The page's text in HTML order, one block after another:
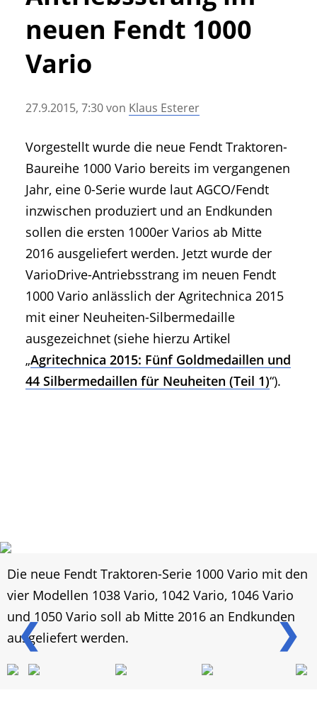
• Geschichte und Geschichten
• Messen und Veranstaltungen
• Mitteilung der Redaktion
• Agritechnica Neuheiten Archiv
neuen Fendt 1000
Vario
27.9.2015, 7:30von Klaus Esterer
Vorgestellt wurde die neue Fendt Traktoren-
Baureihe 1000 Vario bereits im vergangenen
Jahr, eine 0-Serie wurde laut AGCO/Fendt
inzwischen produziert und an Endkunden
sollen die ersten 1000er Varios ab Mitte
2016 ausgeliefert werden. Jetzt wurde der
VarioDrive-Antriebsstrang im neuen Fendt
1000 Vario anlässlich der Agritechnica 2015
mit einer Neuheiten-Silbermedaille
ausgezeichnet (siehe hierzu Artikel
„Agritechnica 2015: Fünf Goldmedaillen und
44 Silbermedaillen für Neuheiten (Teil 1)“).
❮ ❯
Die neue Fendt Traktoren-Serie 1000 Vario mit den
vier Modellen 1038 Vario, 1042 Vario, 1046 Vario
und 1050 Vario soll ab Mitte 2016 an Endkunden
ausgeliefert werden.